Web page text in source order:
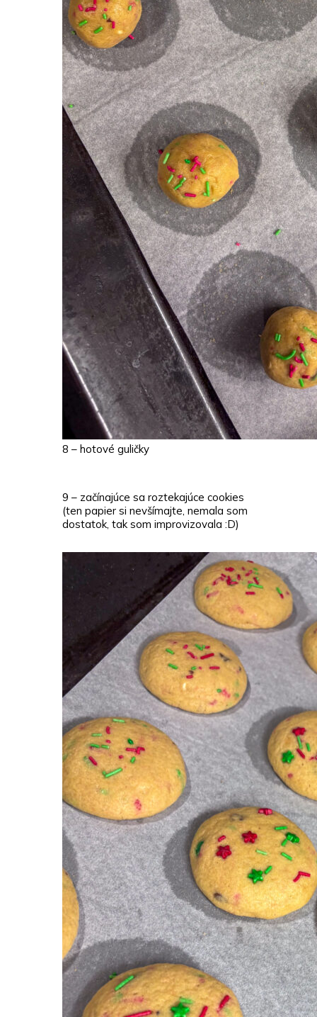
8 – hotové guličky
9 – začínajúce sa roztekajúce cookies
(ten papier si nevšímajte, nemala som
dostatok, tak som improvizovala :D)